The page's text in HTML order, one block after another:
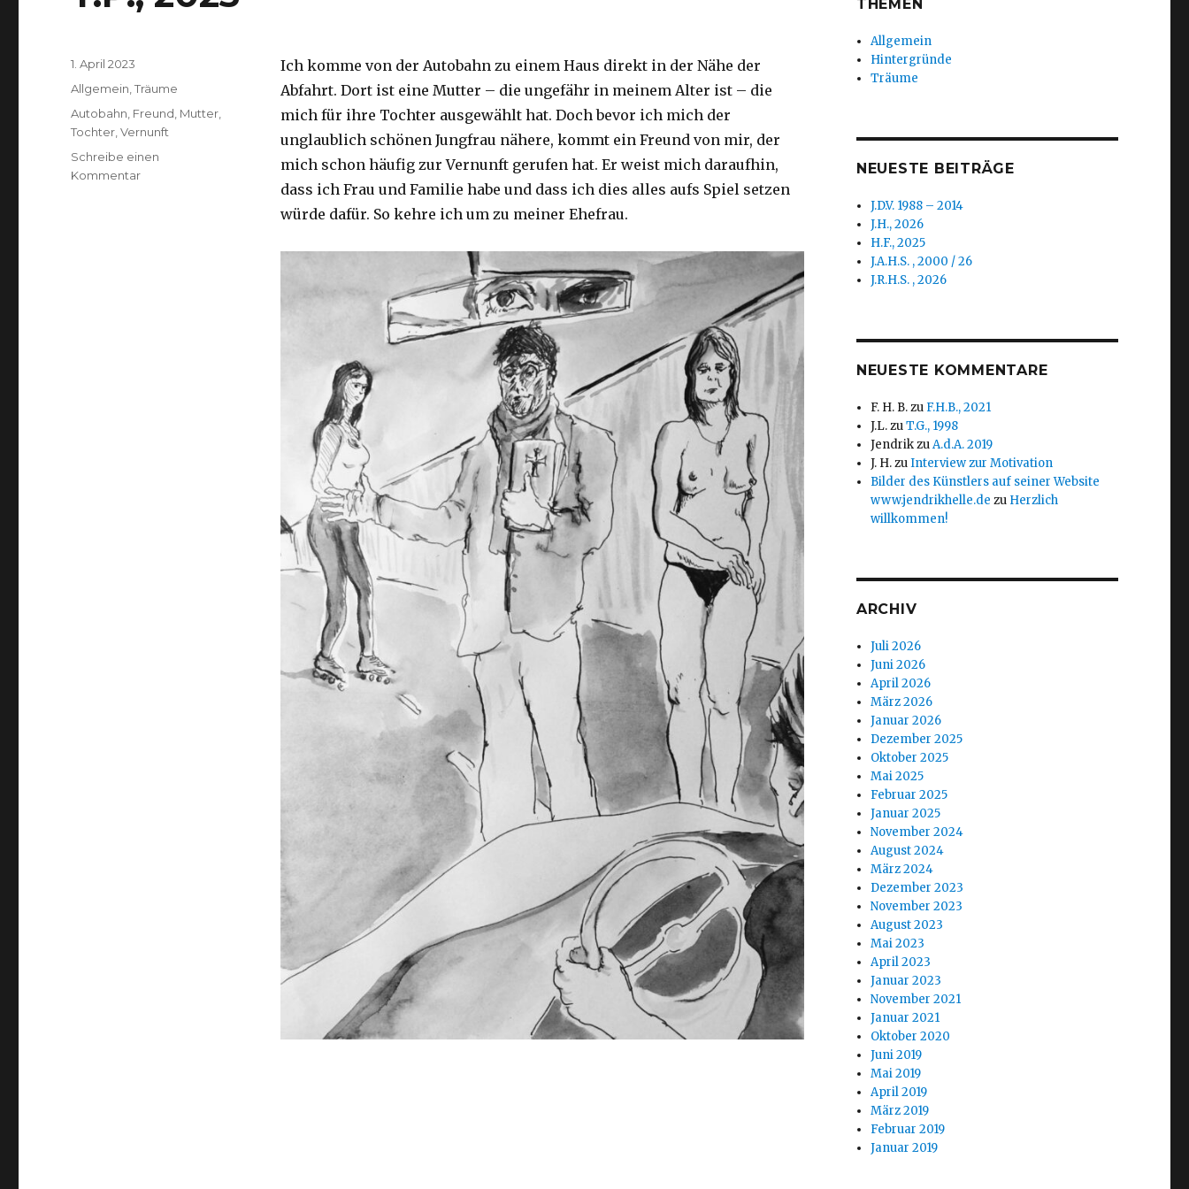
Ich komme von der Autobahn zu einem Haus direkt in der Nähe der
Abfahrt. Dort ist eine Mutter – die ungefähr in meinem Alter ist – die
mich für ihre Tochter ausgewählt hat. Doch bevor ich mich der
unglaublich schönen Jungfrau nähere, kommt ein Freund von mir, der
mich schon häufig zur Vernunft gerufen hat. Er weist mich daraufhin,
dass ich Frau und Familie habe und dass ich dies alles aufs Spiel setzen
würde dafür. So kehre ich um zu meiner Ehefrau.
Veröffentlicht
am
1. April 2023
Kategorien
Allgemein ,Träume
Schlagwörter
Autobahn Freund Mutter
Tochter ,Vernunft
Schreibe einen
Kommentarzu
THEMEN
Allgemein
Hintergründe
Träume
NEUESTE BEITRÄGE
J.D.V. 1988 – 2014
J.H., 2026
H.F., 2025
J.A.H.S. , 2000 / 26
J.R.H.S. , 2026
NEUESTE KOMMENTARE
F. H. B.zu F.H.B., 2021
J.L.zuT.G., 1998
JendrikzuA.d.A. 2019
J. H.zuInterview zur Motivation
Bilder des Künstlers auf seiner Website
www.jendrikhelle.de zu Herzlich
willkommen!
ARCHIV
Juli 2026
Juni 2026
April 2026
März 2026
Januar 2026
Dezember 2025
Oktober 2025
Mai 2025
Februar 2025
Januar 2025
November 2024
August 2024
März 2024
Dezember 2023
November 2023
August 2023
Mai 2023
April 2023
Januar 2023
November 2021
Januar 2021
Oktober 2020
Juni 2019
Mai 2019
April 2019
März 2019
Februar 2019
Januar 2019